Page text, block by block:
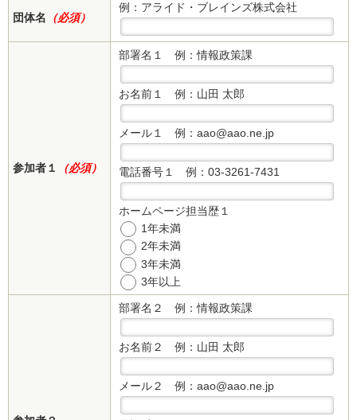
団体名 （必須）
例：アライド・ブレインズ株式会社
参加者１ （必須）
部署名１ 例：情報政策課
お名前１ 例：山田 太郎
メール１ 例：aao@aao.ne.jp
電話番号１ 例：03-3261-7431
ホームページ担当歴１
1年未満
2年未満
3年未満
3年以上
部署名２ 例：情報政策課
お名前２ 例：山田 太郎
メール２ 例：aao@aao.ne.jp